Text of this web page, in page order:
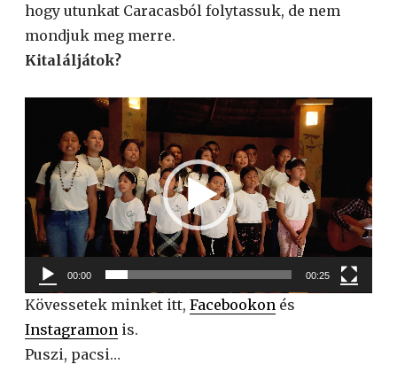
hogy utunkat Caracasból folytassuk, de nem
mondjuk meg merre.
Kitaláljátok?
Videólejátszó
00:00 00:25
Kövessetek minket itt, Facebookon és
Instagramon is.
Puszi, pacsi…